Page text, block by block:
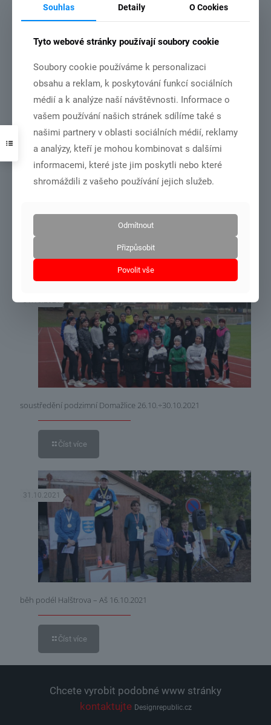
Číst více
soustředění podzimní Domažlice 26.10.÷30.10.2021
Číst více
31.10.2021
běh podél Halštrova – Aš 16.10.2021
Číst více
Chcete vyrobit podobné www stránky
kontaktujte Designrepublic.cz
Souhlas Detaily O Cookies
Tyto webové stránky používají soubory cookie
Soubory cookie používáme k personalizaci
obsahu a reklam, k poskytování funkcí sociálních
médií a k analýze naší návštěvnosti. Informace o
vašem používání našich stránek sdílíme také s
našimi partnery v oblasti sociálních médií, reklamy
a analýzy, kteří je mohou kombinovat s dalšími
informacemi, které jste jim poskytli nebo které
shromáždili z vašeho používání jejich služeb.
Odmítnout
Přizpůsobit
Povolit vše